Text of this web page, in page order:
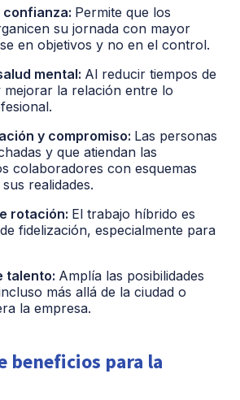
confianza: Permite que los
su jornada con mayor
en objetivos y no en el control.
mental: Al reducir tiempos de
mejorar la relación entre lo
y compromiso: Las personas
y que atiendan las
colaboradores con esquemas
realidades.
rotación: El trabajo híbrido es
fidelización, especialmente para
talento: Amplía las posibilidades
más allá de la ciudad o
la empresa.
beneficios para la